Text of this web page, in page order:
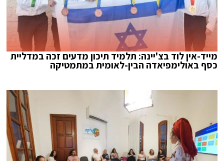
מייד-אין לוד בצ'יינה: תלמיד תיכון מדעים זכה במדליית
כסף באולימפיאדה הבין-לאומית במתמטיקה